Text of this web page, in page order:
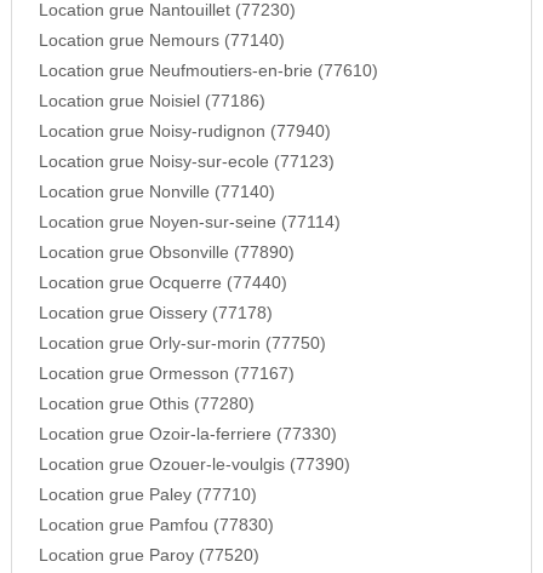
Location grue Nantouillet (77230)
Location grue Nemours (77140)
Location grue Neufmoutiers-en-brie (77610)
Location grue Noisiel (77186)
Location grue Noisy-rudignon (77940)
Location grue Noisy-sur-ecole (77123)
Location grue Nonville (77140)
Location grue Noyen-sur-seine (77114)
Location grue Obsonville (77890)
Location grue Ocquerre (77440)
Location grue Oissery (77178)
Location grue Orly-sur-morin (77750)
Location grue Ormesson (77167)
Location grue Othis (77280)
Location grue Ozoir-la-ferriere (77330)
Location grue Ozouer-le-voulgis (77390)
Location grue Paley (77710)
Location grue Pamfou (77830)
Location grue Paroy (77520)